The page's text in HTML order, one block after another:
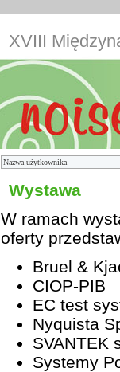
XVIII
Wystawa
W ramach
oferty
Bruel &
CIOP-PIB
EC test
Nyquista
SVANTEK
Systemy